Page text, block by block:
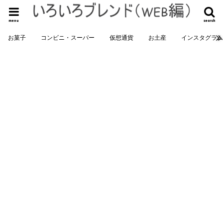
search
menu
お菓子 コンビニ・スーパー 仮想通貨 お土産 インスタグラム